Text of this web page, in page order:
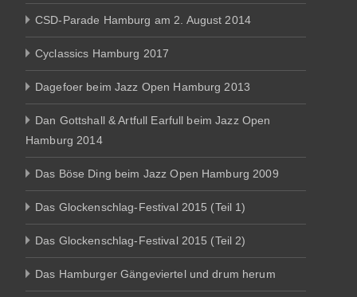
CSD-Parade Hamburg am 2. August 2014
Cyclassics Hamburg 2017
Dagefoer beim Jazz Open Hamburg 2013
Dan Gottshall & Artfull Earfull beim Jazz Open
Hamburg 2014
Das Böse Ding beim Jazz Open Hamburg 2009
Das Glockenschlag-Festival 2015 (Teil 1)
Das Glockenschlag-Festival 2015 (Teil 2)
Das Hamburger Gängeviertel und drum herum